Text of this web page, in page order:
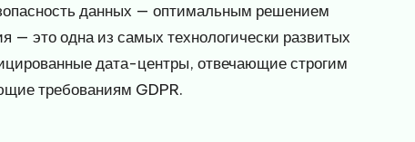
данных — оптимальным решением
— это одна из самых технологически развитых
дата-центры, отвечающие строгим
требованиям GDPR.